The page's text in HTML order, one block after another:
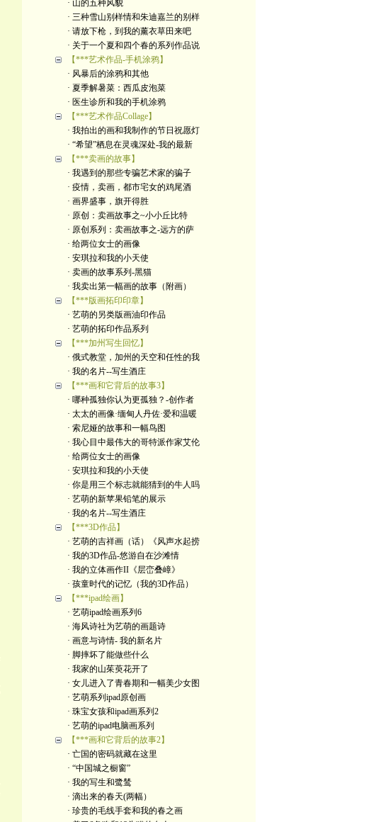
· 山的五种风貌
· 三种雪山别样情和朱迪嘉兰的别样
· 请放下枪，到我的薰衣草田来吧
· 关于一个夏和四个春的系列作品说
【***艺术作品-手机涂鸦】
· 风暴后的涂鸦和其他
· 夏季解暑菜：西瓜皮泡菜
· 医生诊所和我的手机涂鸦
【***艺术作品Collage】
· 我拍出的画和我制作的节日祝愿灯
· “希望”栖息在灵魂深处-我的最新
【***卖画的故事】
· 我遇到的那些专骗艺术家的骗子
· 疫情，卖画，都市宅女的鸡尾酒
· 画界盛事，旗开得胜
· 原创：卖画故事之~小小丘比特
· 原创系列：卖画故事之-远方的萨
· 给两位女士的画像
· 安琪拉和我的小天使
· 卖画的故事系列-黑猫
· 我卖出第一幅画的故事（附画）
【***版画拓印印章】
· 艺萌的另类版画油印作品
· 艺萌的拓印作品系列
【***加州写生回忆】
· 俄式教堂，加州的天空和任性的我
· 我的名片--写生酒庄
【***画和它背后的故事3】
· 哪种孤独你认为更孤独？-创作者
· 太太的画像·缅甸人丹佐·爱和温暖
· 索尼娅的故事和一幅鸟图
· 我心目中最伟大的哥特派作家艾伦
· 给两位女士的画像
· 安琪拉和我的小天使
· 你是用三个标志就能猜到的牛人吗
· 艺萌的新苹果铅笔的展示
· 我的名片--写生酒庄
【***3D作品】
· 艺萌的吉祥画（话）《风声水起捞
· 我的3D作品-悠游自在沙滩情
· 我的立体画作II《层峦叠嶂》
· 孩童时代的记忆（我的3D作品）
【***ipad绘画】
· 艺萌ipad绘画系列6
· 海风诗社为艺萌的画题诗
· 画意与诗情- 我的新名片
· 脚摔坏了能做些什么
· 我家的山茱萸花开了
· 女儿进入了青春期和一幅美少女图
· 艺萌系列ipad原创画
· 珠宝女孩和ipad画系列2
· 艺萌的ipad电脑画系列
【***画和它背后的故事2】
· 亡国的密码就藏在这里
· “中国城之橱窗”
· 我的写生和鹭鸶
· 滴出来的春天(两幅）
· 珍贵的毛线手套和我的春之画